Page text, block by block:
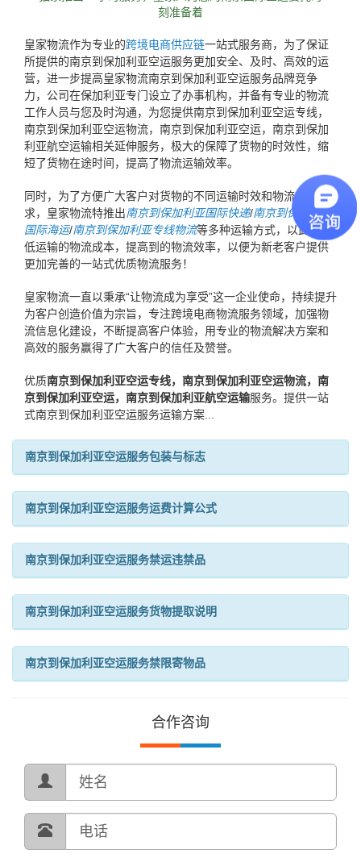
刻准备着
皇家物流作为专业的跨境电商供应链一站式服务商，为了保证
所提供的南京到保加利亚空运服务更加安全、及时、高效的运
营，进一步提高皇家物流南京到保加利亚空运服务品牌竞争
力，公司在保加利亚专门设立了办事机构，并备有专业的物流
工作人员与您及时沟通，为您提供南京到保加利亚空运专线，
南京到保加利亚空运物流，南京到保加利亚空运，南京到保加
利亚航空运输相关延伸服务，极大的保障了货物的时效性，缩
短了货物在途时间，提高了物流运输效率。
同时，为了方便广大客户对货物的不同运输时效和物流成本要
求，皇家物流特推出南京到保加利亚国际快递/南京到保加利亚
国际海运/南京到保加利亚专线物流等多种运输方式，以此来降
低运输的物流成本，提高到的物流效率，以便为新老客户提供
更加完善的一站式优质物流服务！
皇家物流一直以秉承“让物流成为享受”这一企业使命，持续提升
为客户创造价值为宗旨，专注跨境电商物流服务领域，加强物
流信息化建设，不断提高客户体验，用专业的物流解决方案和
高效的服务赢得了广大客户的信任及赞誉。
优质南京到保加利亚空运专线，南京到保加利亚空运物流，南
京到保加利亚空运，南京到保加利亚航空运输服务。提供一站
式南京到保加利亚空运服务运输方案...
南京到保加利亚空运服务包装与标志
南京到保加利亚空运服务运费计算公式
南京到保加利亚空运服务禁运违禁品
南京到保加利亚空运服务货物提取说明
南京到保加利亚空运服务禁限寄物品
合作咨询